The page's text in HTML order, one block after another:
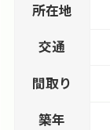
所在地
交通
間取り
築年